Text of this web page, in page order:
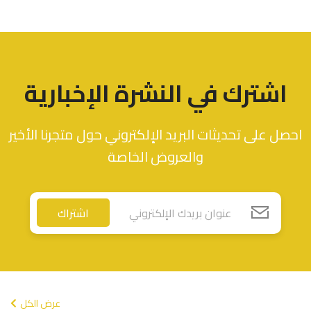
اشترك في النشرة الإخبارية
احصل على تحديثات البريد الإلكتروني حول متجرنا الأخير
والعروض الخاصة
اشتراك
عرض الكل